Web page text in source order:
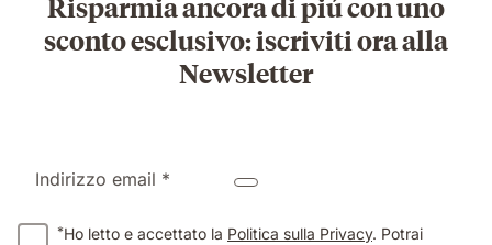
sconto esclusivo: iscriviti ora alla
Newsletter
Indirizzo email *
*Ho letto e accettato la Politica sulla Privacy. Potrai